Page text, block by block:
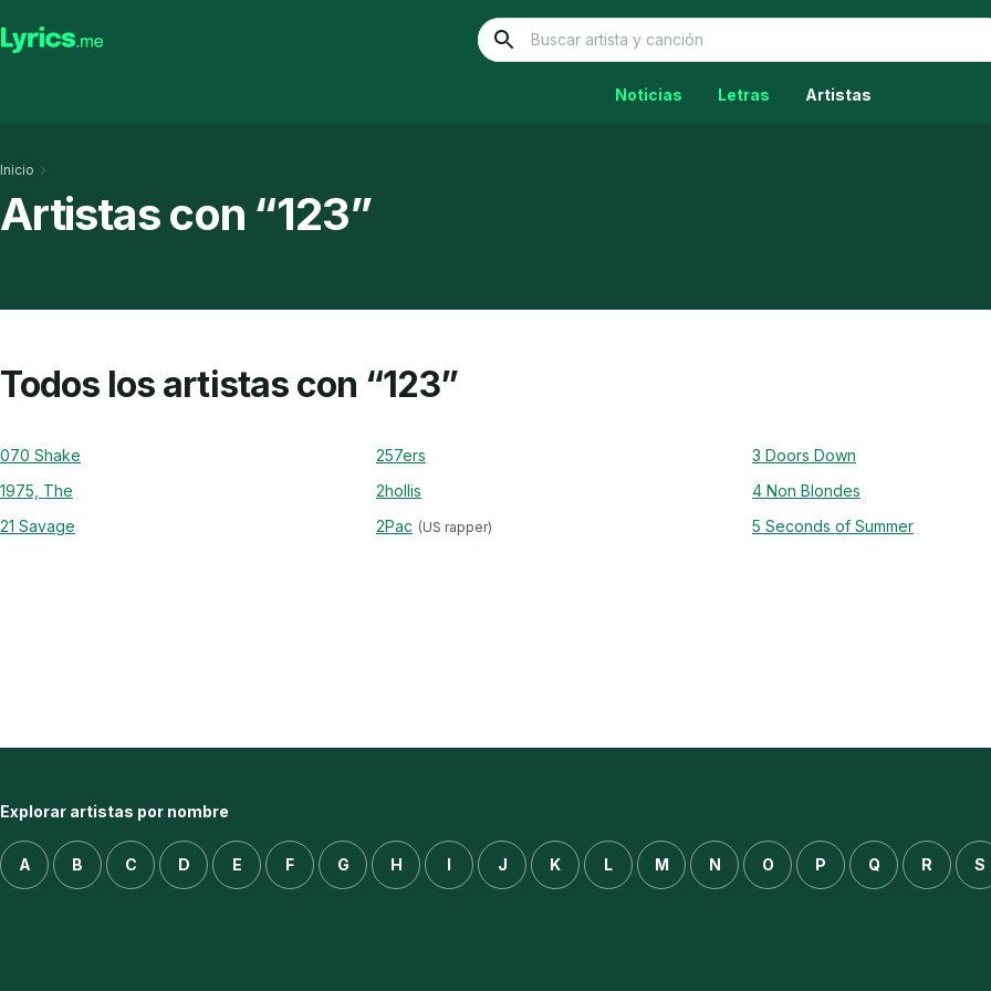
Noticias Letras Artistas
Inicio
Artistas con “123”
Todos los artistas con “123”
070 Shake
1975, The
21 Savage
257ers
2hollis
2Pac (US rapper)
3 Doors Down
4 Non Blondes
5 Seconds of Summer
Explorar artistas por nombre
A B C D E F G H I J K L M N O P Q R S